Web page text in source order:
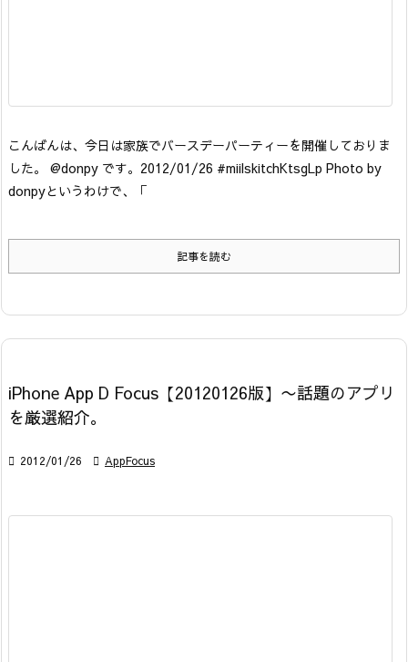
こんばんは、今日は家族でバースデーパーティーを開催しておりま
した。 @donpy です。 2012/01/26 #miilskitchKtsgLp Photo by
donpyというわけで、「
記事を読む
iPhone App D Focus【20120126版】〜話題のアプリ
を厳選紹介。
 2012/01/26  AppFocus